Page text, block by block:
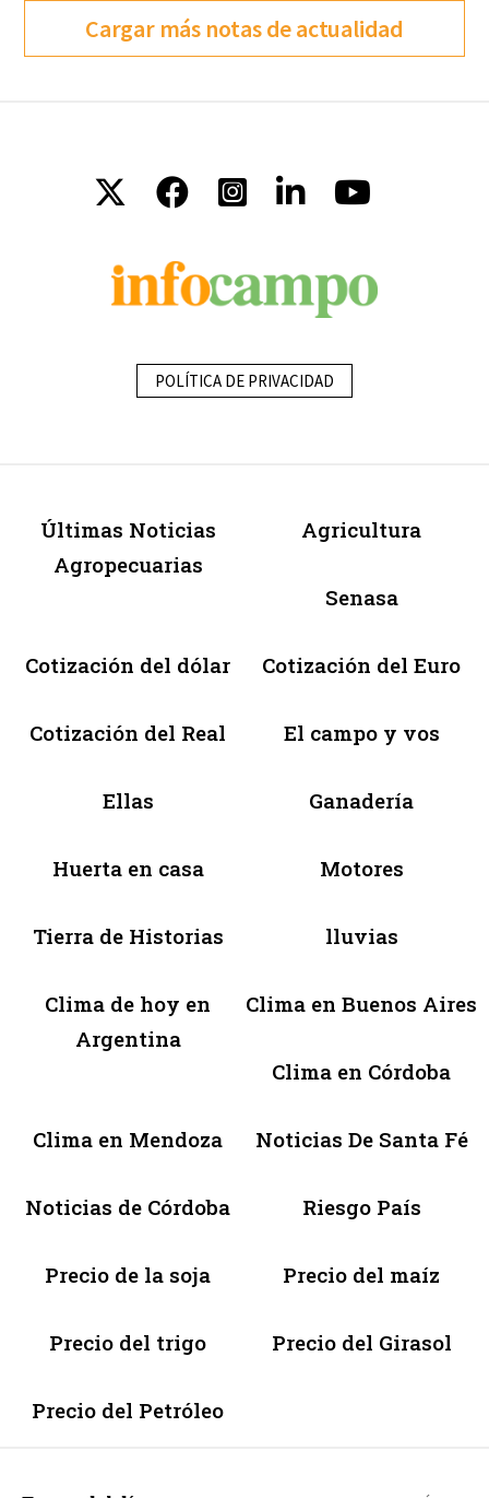
Cargar más notas de actualidad
POLÍTICA DE PRIVACIDAD
Últimas Noticias
Agropecuarias
Agricultura
Senasa
Cotización del dólar Cotización del Euro
Cotización del Real El campo y vos
Ellas Ganadería
Huerta en casa Motores
Tierra de Historias lluvias
Clima de hoy en
Argentina
Clima en Buenos Aires
Clima en Córdoba
Clima en Mendoza Noticias De Santa Fé
Noticias de Córdoba Riesgo País
Precio de la soja Precio del maíz
Precio del trigo Precio del Girasol
Precio del Petróleo